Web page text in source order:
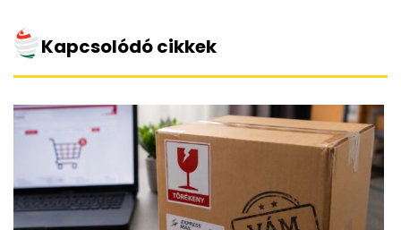
Kapcsolódó cikkek